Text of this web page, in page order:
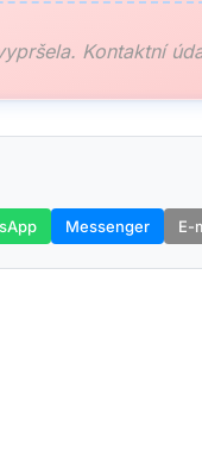
Kontaktní
Messenger E-